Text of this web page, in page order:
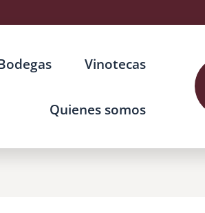
Vinotecas
Quienes somos